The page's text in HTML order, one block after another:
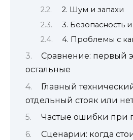
2. Шум и запахи
3. Безопасность
4. Проблемы с
Сравнение: первый
остальные
Главный
отдельный стояк или
Частые ошибки при
Сценарии: когда